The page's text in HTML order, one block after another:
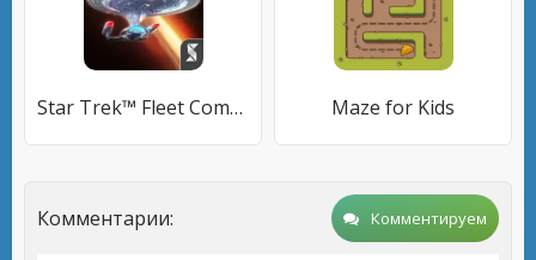
Star Trek™ Fleet Command Maze for Kids
Комментарии: Комментируем